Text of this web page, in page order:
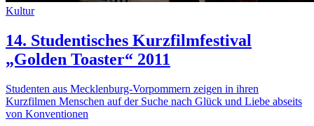
Kultur
14. Studentisches Kurzfilmfestival
„Golden Toaster“ 2011
Studenten aus Mecklenburg-Vorpommern zeigen in ihren
Kurzfilmen Menschen auf der Suche nach Glück und Liebe abseits
von Konventionen